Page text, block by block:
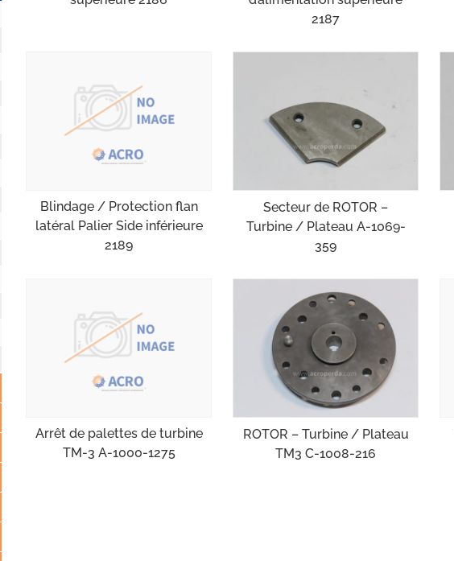
2187
Blindage / Protection flan
latéral Palier Side inférieure
2189
Secteur de ROTOR –
Turbine / Plateau A-1069-
359
Arrêt de palettes de turbine
TM-3 A-1000-1275
ROTOR – Turbine / Plateau
TM3 C-1008-216